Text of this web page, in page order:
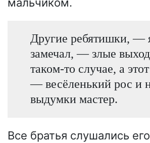
мальчиком.
Другие ребятишки, —
замечал, — злые
таком-то случае, а
— весёленький рос и
выдумки мастер.
Все братья слушались